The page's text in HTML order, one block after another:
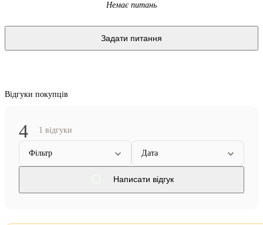
Немає питань
Задати питання
Відгуки покупців
4 1 відгуки
Фільтр Дата
Написати відгук